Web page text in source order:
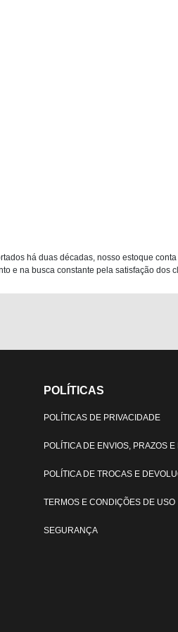
há duas décadas, nosso estoque
e na busca constante pela satisfação dos
POLÍTICAS
POLÍTICAS DE PRIVACIDADE
POLÍTICA DE ENVIOS, PRAZOS
POLÍTICA DE TROCAS E
TERMOS E CONDIÇÕES DE USO
SEGURANÇA